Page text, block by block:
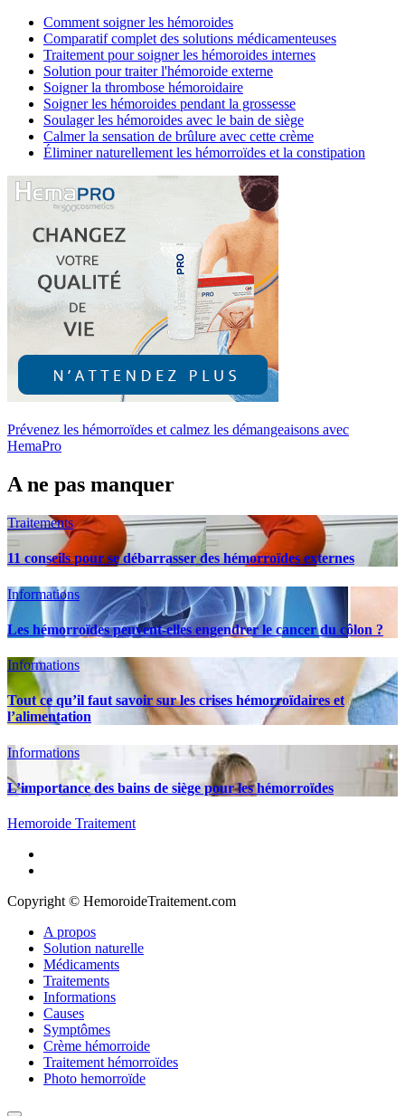
Comment soigner les hémoroides
Comparatif complet des solutions médicamenteuses
Traitement pour soigner les hémoroides internes
Solution pour traiter l'hémoroide externe
Soigner la thrombose hémoroidaire
Soigner les hémoroides pendant la grossesse
Soulager les hémoroides avec le bain de siège
Calmer la sensation de brûlure avec cette crème
Éliminer naturellement les hémorroïdes et la constipation
Prévenez les hémorroïdes et calmez les démangeaisons avec
HemaPro
A ne pas manquer
Traitements
11 conseils pour se débarrasser des hémorroïdes externes
Informations
Les hémorroïdes peuvent-elles engendrer le cancer du côlon ?
Informations
Tout ce qu’il faut savoir sur les crises hémorroïdaires et
l’alimentation
Informations
L’importance des bains de siège pour les hémorroïdes
Hemoroide Traitement
A propos
Solution naturelle
Médicaments
Traitements
Informations
Causes
Symptômes
Crème hémorroide
Traitement hémorroïdes
Photo hemorroïde